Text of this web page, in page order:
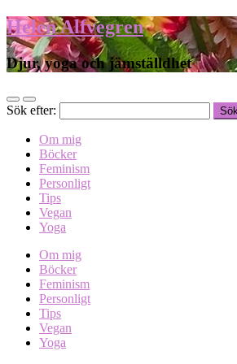
Helen Alfvegren
Djur, yoga och jämställdhet
Sök efter:
Om mig
Böcker
Feminism
Personligt
Tips
Vegan
Yoga
Om mig
Böcker
Feminism
Personligt
Tips
Vegan
Yoga